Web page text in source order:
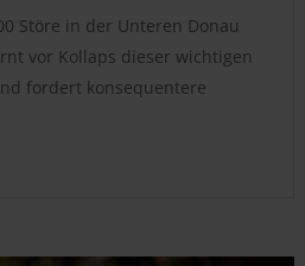
Störe in der Unteren Donau
vor Kollaps dieser wichtigen
fordert konsequentere